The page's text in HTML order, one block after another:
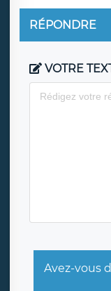
RÉPONDRE
VOTRE
Avez-vous